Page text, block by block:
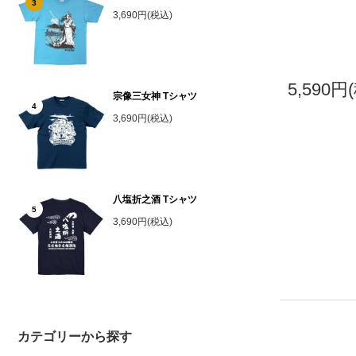
3
3,690円(税込)
4
宗像三女神 Tシャツ
3,690円(税込)
5
八塩折之酒 Tシャツ
3,690円(税込)
カテゴリーから探す
5,590円